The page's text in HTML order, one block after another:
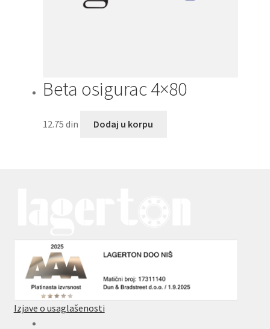
Beta osigurac 4×80
12.75 din Dodaj u korpu
Izjave o usaglašenosti